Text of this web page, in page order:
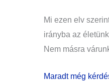
Mi ezen elv
irányba az
Nem másra
Maradt még